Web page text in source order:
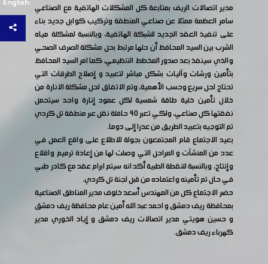
مدير اتصالات الريف بمتابعة كل المشكلات الهاتفية مع الصناعي
سامر العظمة ممثلا عن صناعي المنطقة وتركيب كوابل جديد بناء
على تنفيذ العقد الجديد للشبكة الهاتفية، وبالنسبة لمشكلة مياه
الشرب بين السيد المحافظ أن حلها مرتبط بحل مشكلة الصرف الصحي
والذي سينفذ بعد صدور المخطط التنظيمي، كما امر السيد المحافظ
بتأمين ورشات وآليات بشكل مباشر لتعبيد و إصلاح الطرقات التي
تحتاج لحل سريع وحسب الأهمية، وتم الاتفاق لحل مشكلة الانارة من
خلال تأمين خلية طاقة شمسية لكل عمود إنارة واحد سيتحمل
نفقتها كل صناعي، ولكي تعبر ٤٠ حافلة نقل عبر منطقة تل كردي
تم التوجيه بتعبيد الطريق من عدرا إلى دوما.
بعيد الاجتماع قام المجتمعون بجولة للاطلاع على واقع العمل في
عدد من المنشآت و المراحل التي وصلت لها من إعادة ترميم واقلاع
وإنتاج، وبالنسبة للنقطة الطبية أكد انه سيتم ابرام عقد مع كادر طبي
في حال تم تأمينه واعتماده من قبل لجنة تل كردي.
حضر الاجتماع كل من المهندس أسعد خلوف مدير المناطق الصناعية
بمحافظة ريف دمشق و احمد عبد الله أمين عام محافظة ريف دمشق
و حسين هويتي مدير اتصالات ريف دمشق و إياد الخوري مدير
كهرباء ريف دمشق.